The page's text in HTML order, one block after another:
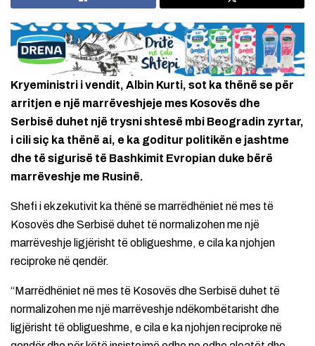
Kryeministri i vendit, Albin Kurti, sot ka thënë se për
arritjen e një marrëveshjeje mes Kosovës dhe
Serbisë duhet një trysni shtesë mbi Beogradin zyrtar,
i cili siç ka thënë ai, e ka goditur politikën e jashtme
dhe të sigurisë të Bashkimit Evropian duke bërë
marrëveshje me Rusinë.
Shefi i ekzekutivit ka thënë se marrëdhëniet në mes të
Kosovës dhe Serbisë duhet të normalizohen me një
marrëveshje ligjërisht të obligueshme, e cila ka njohjen
reciproke në qendër.
“Marrëdhëniet në mes të Kosovës dhe Serbisë duhet të
normalizohen me një marrëveshje ndëkombëtarisht dhe
ligjërisht të obligueshme, e cila e ka njohjen reciproke në